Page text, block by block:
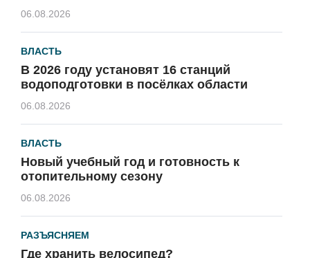
06.08.2026
ВЛАСТЬ
В 2026 году установят 16 станций
водоподготовки в посёлках области
06.08.2026
ВЛАСТЬ
Новый учебный год и готовность к
отопительному сезону
06.08.2026
РАЗЪЯСНЯЕМ
Где хранить велосипед?